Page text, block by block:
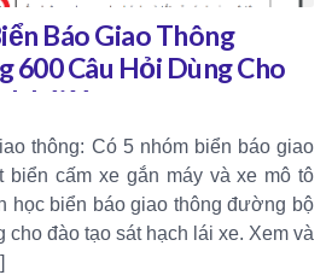
Báo Giao Thông
Câu Hỏi Dùng Cho
Lái Xe
thông: Có 5 nhóm biển báo giao
biển cấm xe gắn máy và xe mô tô
học biển báo giao thông đường bộ
cho đào tạo sát hạch lái xe. Xem và